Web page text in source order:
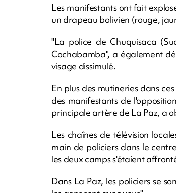
Les manifestants ont fait
un drapeau bolivien (rouge,
"La police de Chuquisaca
Cochabamba", a également
visage dissimulé.
En plus des mutineries dans
des manifestants de
principale artère de La Paz, a
Les chaînes de télévision
main de policiers dans le
les deux camps s'étaient
Dans La Paz, les policiers se